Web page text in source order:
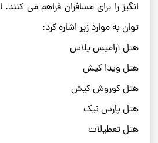
انگیز را برای مسافران فراهم می‌
توان به موارد زیر اشاره کرد:
هتل آرامیس پلاس
هتل ویدا کیش
هتل کوروش کیش
هتل پارس نیک
هتل تعطیلات